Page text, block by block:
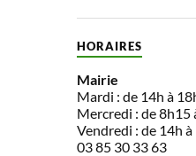
HORAIRES
Mairie
Mardi : de 14h à
Mercredi : de 8h15
Vendredi : de 14h à
03 85 30 33 63